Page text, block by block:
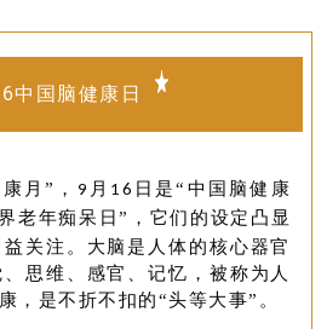
中国脑健康日
月”， 9 月 16 日是“中国脑健康
老年痴呆日”，它们的设定凸显
关注。大脑是人体的核心器官
思维、感官、记忆，被称为人
，是不折不扣的“头等大事”。